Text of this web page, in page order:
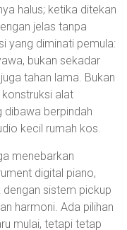
halus; ketika ditekan
jelas tanpa
yang diminati pemula:
bukan sekadar
tahan lama. Bukan
alat
dibawa berpindah
kecil rumah kos.
menebarkan
digital piano,
dengan sistem pickup
harmoni. Ada pilihan
mulai, tetapi tetap